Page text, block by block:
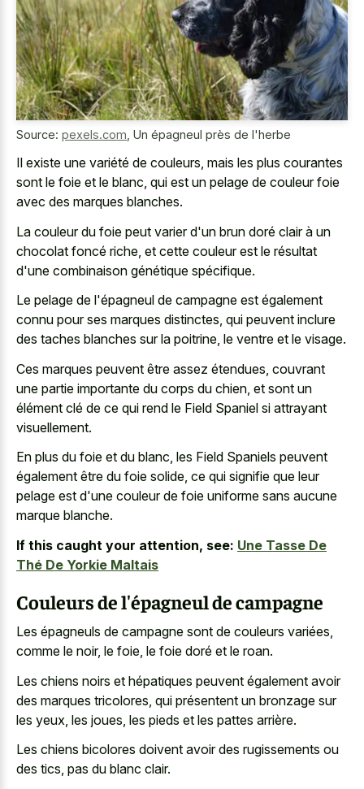
Source: pexels.com Un épagneul près de l'herbe
Il existe une variété de couleurs, mais les plus courantes
sont le foie et le blanc, qui est un pelage de couleur foie
avec des marques blanches.
La couleur du foie peut varier d'un brun doré clair à un
chocolat foncé riche, et cette couleur est le résultat
d'une combinaison génétique spécifique.
Le pelage de l'épagneul de campagne est également
connu pour ses marques distinctes, qui peuvent inclure
des taches blanches sur la poitrine, le ventre et le visage.
Ces marques peuvent être assez étendues, couvrant
une partie importante du corps du chien, et sont un
élément clé de ce qui rend le Field Spaniel si attrayant
visuellement.
En plus du foie et du blanc, les Field Spaniels peuvent
également être du foie solide, ce qui signifie que leur
pelage est d'une couleur de foie uniforme sans aucune
marque blanche.
If this caught your attention, see: Une Tasse De
Thé De Yorkie Maltais
Couleurs de l'épagneul de campagne
Les épagneuls de campagne sont de couleurs variées,
comme le noir, le foie, le foie doré et le roan.
Les chiens noirs et hépatiques peuvent également avoir
des marques tricolores, qui présentent un bronzage sur
les yeux, les joues, les pieds et les pattes arrière.
Les chiens bicolores doivent avoir des rugissements ou
des tics, pas du blanc clair.